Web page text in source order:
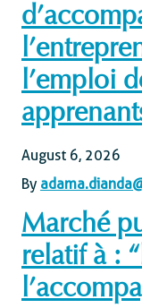
l’emploi
August 6, 2026
By
Marché
relatif à :